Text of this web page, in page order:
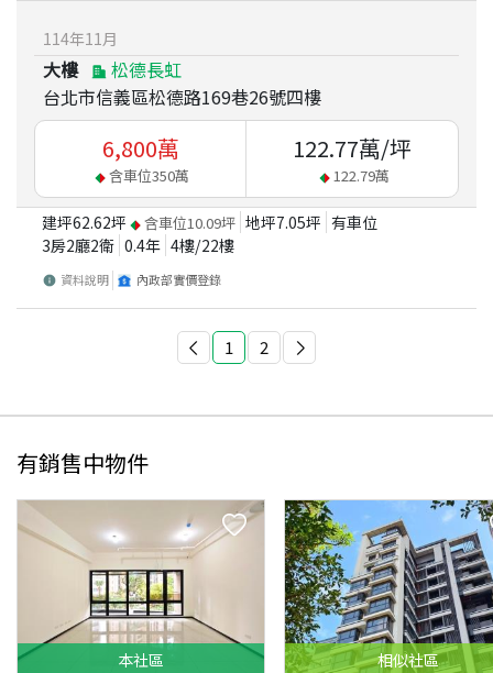
114年11月
大樓
松德長虹
台北市信義區松德路169巷26號四樓
6,800萬
含車位350萬
122.77萬/坪
122.79萬
建坪62.62坪 含車位10.09坪 地坪7.05坪 有車位
3房2廳2衛 0.4年 4樓/22樓
資料說明 內政部實價登錄
1 2
有銷售中物件
本社區 相似社區